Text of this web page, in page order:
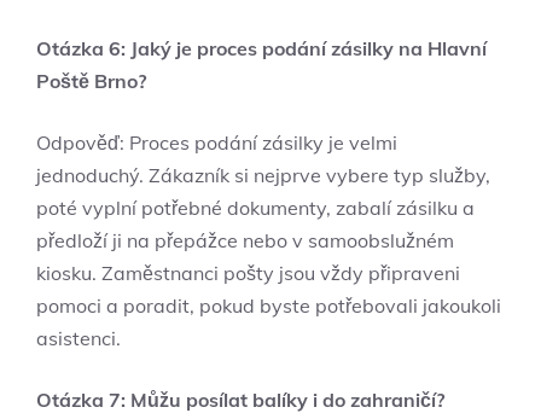
Otázka 6: Jaký je proces podání zásilky na Hlavní
Poště Brno?
Odpověď: Proces podání zásilky je velmi
jednoduchý. Zákazník si nejprve vybere typ služby,
poté vyplní potřebné dokumenty, zabalí zásilku a
předloží ji na přepážce nebo v samoobslužném
kiosku. Zaměstnanci pošty jsou vždy připraveni
pomoci a poradit, pokud byste potřebovali jakoukoli
asistenci.
Otázka 7: Můžu posílat balíky i do zahraničí?